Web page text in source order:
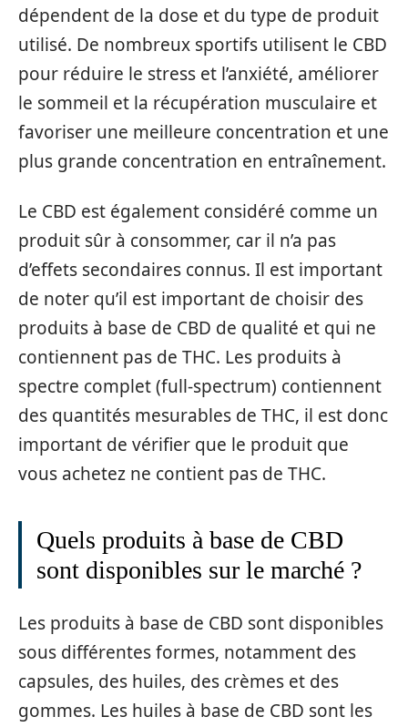
dépendent de la dose et du type de produit
utilisé. De nombreux sportifs utilisent le CBD
pour réduire le stress et l’anxiété, améliorer
le sommeil et la récupération musculaire et
favoriser une meilleure concentration et une
plus grande concentration en entraînement.
Le CBD est également considéré comme un
produit sûr à consommer, car il n’a pas
d’effets secondaires connus. Il est important
de noter qu’il est important de choisir des
produits à base de CBD de qualité et qui ne
contiennent pas de THC. Les produits à
spectre complet (full-spectrum) contiennent
des quantités mesurables de THC, il est donc
important de vérifier que le produit que
vous achetez ne contient pas de THC.
Quels produits à base de CBD
sont disponibles sur le marché ?
Les produits à base de CBD sont disponibles
sous différentes formes, notamment des
capsules, des huiles, des crèmes et des
gommes. Les huiles à base de CBD sont les